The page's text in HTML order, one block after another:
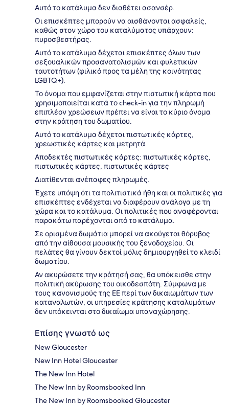
Αυτό το κατάλυμα δεν διαθέτει ασανσέρ.
Οι επισκέπτες μπορούν να αισθάνονται ασφαλείς,
καθώς στον χώρο του καταλύματος υπάρχουν:
πυροσβεστήρας.
Αυτό το κατάλυμα δέχεται επισκέπτες όλων των
σεξουαλικών προσανατολισμών και φυλετικών
ταυτοτήτων (φιλικό προς τα μέλη της κοινότητας
LGBTQ+).
Το όνομα που εμφανίζεται στην πιστωτική κάρτα που
χρησιμοποιείται κατά το check-in για την πληρωμή
επιπλέον χρεώσεων πρέπει να είναι το κύριο όνομα
στην κράτηση του δωματίου.
Αυτό το κατάλυμα δέχεται πιστωτικές κάρτες,
χρεωστικές κάρτες και μετρητά.
Αποδεκτές πιστωτικές κάρτες: πιστωτικές κάρτες,
πιστωτικές κάρτες, πιστωτικές κάρτες
Διατίθενται ανέπαφες πληρωμές.
Έχετε υπόψη ότι τα πολιτιστικά ήθη και οι πολιτικές για
επισκέπτες ενδέχεται να διαφέρουν ανάλογα με τη
χώρα και το κατάλυμα. Οι πολιτικές που αναφέρονται
παρακάτω παρέχονται από το κατάλυμα.
Σε ορισμένα δωμάτια μπορεί να ακούγεται θόρυβος
από την αίθουσα μουσικής του ξενοδοχείου. Οι
πελάτες θα γίνουν δεκτοί μόλις δημιουργηθεί το κλειδί
δωματίου.
Αν ακυρώσετε την κράτησή σας, θα υπόκεισθε στην
πολιτική ακύρωσης του οικοδεσπότη. Σύμφωνα με
τους κανονισμούς της ΕΕ περί των δικαιωμάτων των
καταναλωτών, οι υπηρεσίες κράτησης καταλυμάτων
δεν υπόκεινται στο δικαίωμα υπαναχώρησης.
Επίσης γνωστό ως
New Gloucester
New Inn Hotel Gloucester
The New Inn Hotel
The New Inn by Roomsbooked Inn
The New Inn by Roomsbooked Gloucester